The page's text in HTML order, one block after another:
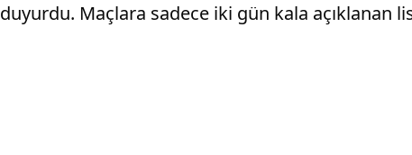
duyurdu. Maçlara sadece iki gün kala açıklanan